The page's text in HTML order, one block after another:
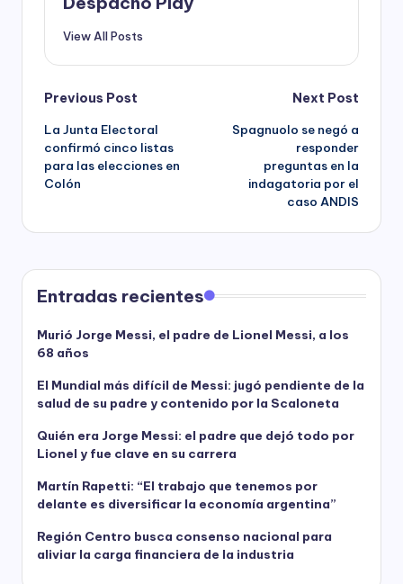
View All Posts
Post
navigation
Previous Post
La Junta Electoral
confirmó cinco listas
para las elecciones en
Colón
Next Post
Spagnuolo se negó a
responder
preguntas en la
indagatoria por el
caso ANDIS
Entradas recientes
Murió Jorge Messi, el padre de Lionel Messi, a los
68 años
El Mundial más difícil de Messi: jugó pendiente de la
salud de su padre y contenido por la Scaloneta
Quién era Jorge Messi: el padre que dejó todo por
Lionel y fue clave en su carrera
Martín Rapetti: “El trabajo que tenemos por
delante es diversificar la economía argentina”
Región Centro busca consenso nacional para
aliviar la carga financiera de la industria